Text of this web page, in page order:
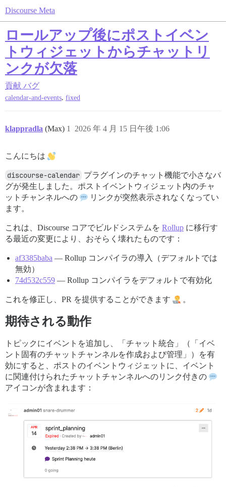
Discourse Meta
ロールアップ後にポストイベン
トウィジェットからチャットリ
ンクが欠落
貢献 バグ
calendar-and-events, fixed
klappradla (Max) 2026 年 4 月 15 日午後 1:06
1
こんにちは
discourse-calendar プラグインのチャット機能で小さなバ
グが発生しました。ポストイベントウィジェット内のチャ
ットチャンネルへの
リンクが突然表示されなくなってい
ます。
これは、Discourse コアでビルドシステムを Rollup に移行す
る最近の変更により、おそらく壊れたものです：
af3385baba — Rollup コンパイラの導入（デフォルトでは
無効）
74d532c559 — Rollup コンパイラをデフォルトで有効化
これを修正し、PR を提供することができます 。
期待される動作
トピックにイベントを追加し、「チャット統合」（「イベ
ント固有のチャットチャンネルを作成および管理」）を有
効にすると、ポストのイベントウィジェットに、イベント
に関連付けられたチャットチャンネルへのリンク付きの
アイコンが含まれます：